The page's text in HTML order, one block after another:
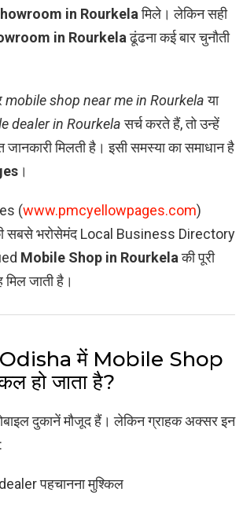
in Rourkelaमिले। लेकिन सही
in Rourkelaढूंढना कई बार चुनौती
mobile shop near me in Rourkelaया
dealer in Rourkelaसर्च करते हैं, तो उन्हें
मिलती है। इसी समस्या का समाधान है
।
(www.pmcyellowpages.com)
सबसे भरोसेमंद Local Business Directory
Mobile Shop in Rourkelaकी पूरी
जाती है।
में Mobile Shop
हो जाता है?
दुकानें मौजूद हैं। लेकिन ग्राहक अक्सर इन
पहचानना मुश्किल